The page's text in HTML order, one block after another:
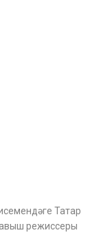
Татар
режиссеры